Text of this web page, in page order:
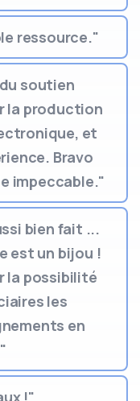
ressource."
soutien
la production
et
Bravo
impeccable."
bien fait ...
est un bijou !
la possibilité
les
en
!"